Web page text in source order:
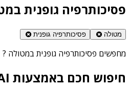
פסיכותרפיה גופנית
מטולה פסיכותרפיה גופנית
מחפשים פסיכותרפיה גופנית במטולה ?
חיפוש חכם באמצעות AI